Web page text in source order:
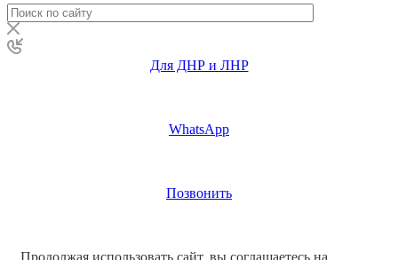
Для ДНР и ЛНР
WhatsApp
Позвонить
Продолжая использовать сайт, вы соглашаетесь на